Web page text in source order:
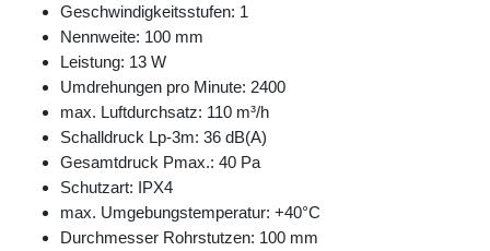
Geschwindigkeitsstufen: 1
Nennweite: 100 mm
Leistung: 13 W
Umdrehungen pro Minute: 2400
max. Luftdurchsatz: 110 m³/h
Schalldruck Lp-3m: 36 dB(A)
Gesamtdruck Pmax.: 40 Pa
Schutzart: IPX4
max. Umgebungstemperatur: +40°C
Durchmesser Rohrstutzen: 100 mm